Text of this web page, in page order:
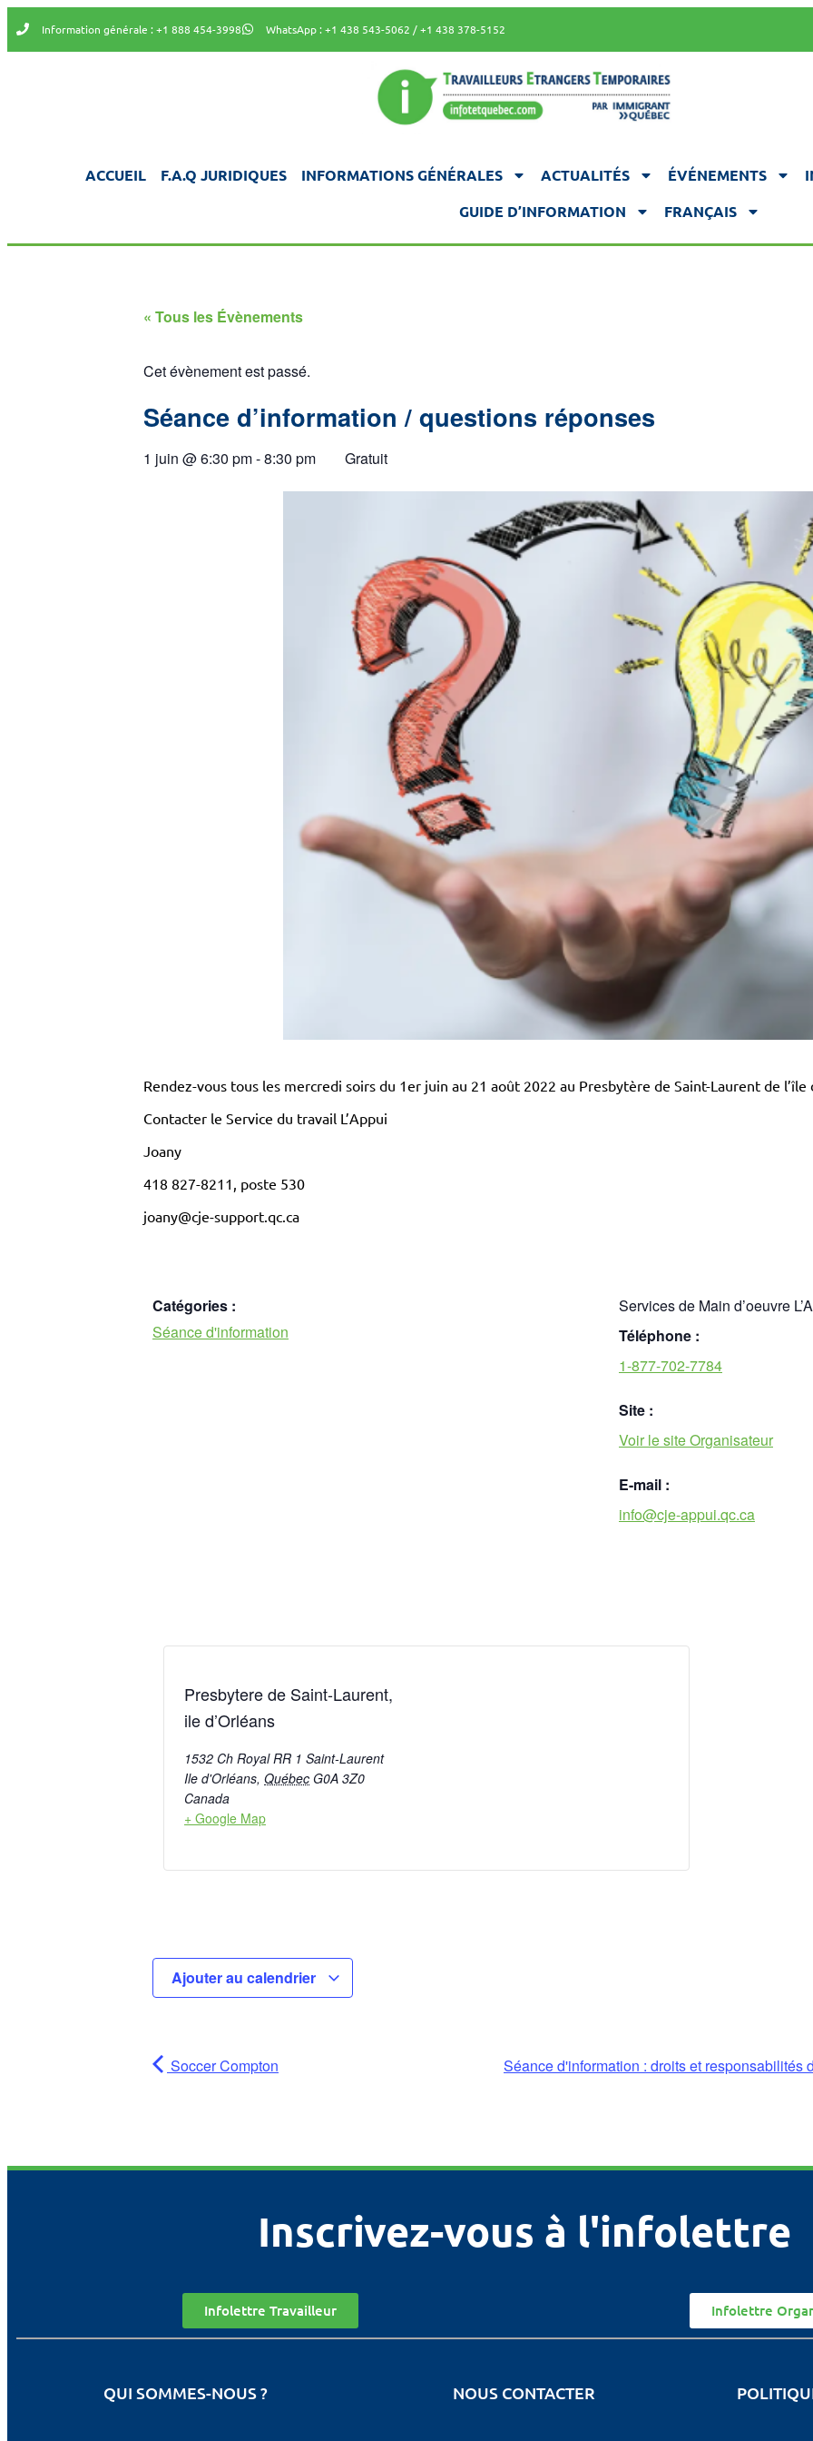
Information générale : +1 888 454-3998 WhatsApp : +1 438 543-5062 / +1 438 378-5152
ACCUEIL F.A.Q JURIDIQUES INFORMATIONS GÉNÉRALES ACTUALITÉS ÉVÉNEMENTS
GUIDE D’INFORMATION
FRANÇAIS
« Tous les Évènements
Cet évènement est passé.
Séance d’information / questions réponses
1 juin @6:30 pm-8:30 pm Gratuit
Rendez-vous tous les mercredi soirs du 1er juin au 21 août 2022 au Presbytère de Saint-Laurent de l’île
Contacter le Service du travail L’Appui
Joany
418 827-8211, poste 530
joany@cje-support.qc.ca
Catégories :
Séance d'information
Services de Main d’oeuvre
Téléphone :
1-877-702-7784
Site :
Voir le site Organisateur
E-mail :
info@cje-appui.qc.ca
Presbytere de Saint-Laurent,
ile d’Orléans
1532 Ch Royal RR 1 Saint-Laurent
Ile d'Orléans, Québec G0A 3Z0
Canada
+ Google Map
Ajouter au calendrier
Soccer Compton Séance d'information : droits et responsabilités
Inscrivez-vous à l'infolettre
Infolettre Travailleur Infolettre
QUI SOMMES-NOUS ? NOUS CONTACTER